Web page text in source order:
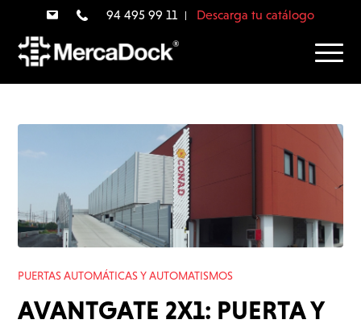
94 495 99 11 Descarga tu catálogo
PUERTAS AUTOMÁTICAS Y AUTOMATISMOS
AVANTGATE 2X1: PUERTA Y